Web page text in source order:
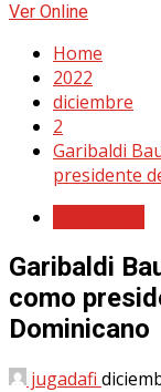
Ver Online
Home
2022
diciembre
2
Garibaldi
presidente
Garibaldi
como
Dominicano
jugadafi